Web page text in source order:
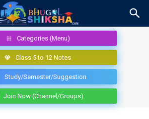
Categories (Menu)
Class 5 to 12 Notes
Study/Semester/Suggestion
Join Now (Channel/Groups)